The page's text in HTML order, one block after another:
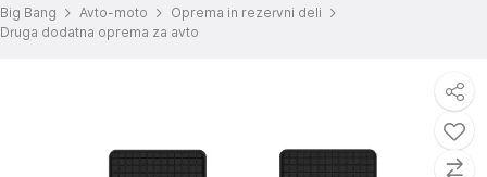
Big Bang Avto-moto
Oprema in rezervni deli
Druga dodatna oprema za avto